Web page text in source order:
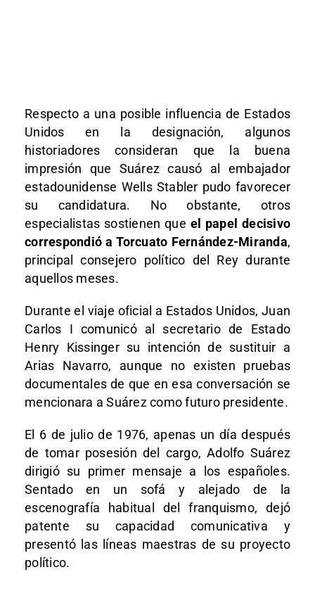
Respecto a una posible influencia de Estados
Unidos en la designación, algunos
historiadores consideran que la buena
impresión que Suárez causó al embajador
estadounidense Wells Stabler pudo favorecer
su candidatura. No obstante, otros
especialistas sostienen que el papel decisivo
correspondió a Torcuato Fernández-Miranda,
principal consejero político del Rey durante
aquellos meses.
Durante el viaje oficial a Estados Unidos, Juan
Carlos I comunicó al secretario de Estado
Henry Kissinger su intención de sustituir a
Arias Navarro, aunque no existen pruebas
documentales de que en esa conversación se
mencionara a Suárez como futuro presidente.
El 6 de julio de 1976, apenas un día después
de tomar posesión del cargo, Adolfo Suárez
dirigió su primer mensaje a los españoles.
Sentado en un sofá y alejado de la
escenografía habitual del franquismo, dejó
patente su capacidad comunicativa y
presentó las líneas maestras de su proyecto
político.